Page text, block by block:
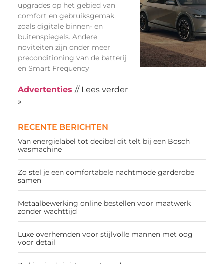
RECENTE BERICHTEN
Van energielabel tot decibel dit telt bij een Bosch
wasmachine
Zo stel je een comfortabele nachtmode garderobe
samen
Metaalbewerking online bestellen voor maatwerk
zonder wachttijd
Luxe overhemden voor stijlvolle mannen met oog
voor detail
upgrades op het gebied van
comfort en gebruiksgemak,
zoals digitale binnen- en
buitenspiegels. Andere
noviteiten zijn onder meer
preconditioning van de batterij
en Smart Frequency
Advertenties // Lees verder
»